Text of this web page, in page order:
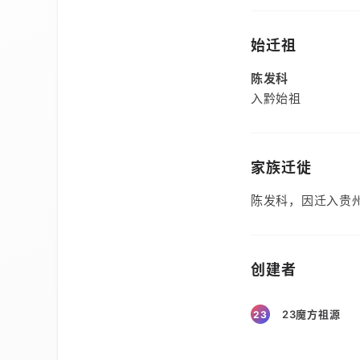
始迁祖
陈发科
入黔始祖
家族迁徙
陈发科，因迁入贵
创建者
23 23魔方祖源